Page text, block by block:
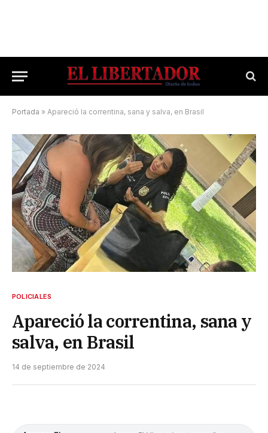
Portada » Apareció la correntina, sana y salva, en Brasil
POLICIALES
Apareció la correntina, sana y
salva, en Brasil
14 de septiembre de 2024